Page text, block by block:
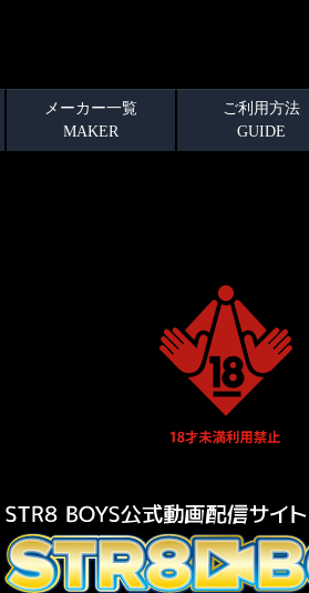
メーカー一覧
MAKER
ご利用方法
GUIDE